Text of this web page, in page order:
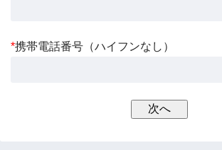
*携帯電話番号（ハイフンなし）